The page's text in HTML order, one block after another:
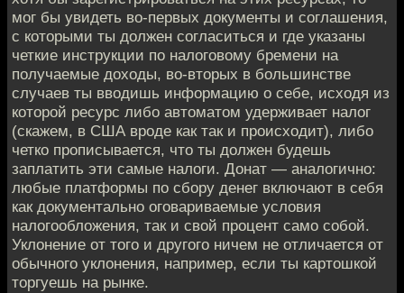
мог бы увидеть во-первых документы и соглашения,
с которыми ты должен согласиться и где указаны
четкие инструкции по налоговому бремени на
получаемые доходы, во-вторых в большинстве
случаев ты вводишь информацию о себе, исходя из
которой ресурс либо автоматом удерживает налог
(скажем, в США вроде как так и происходит), либо
четко прописывается, что ты должен будешь
заплатить эти самые налоги. Донат — аналогично:
любые платформы по сбору денег включают в себя
как документально оговариваемые условия
налогообложения, так и свой процент само собой.
Уклонение от того и другого ничем не отличается от
обычного уклонения, например, если ты картошкой
торгуешь на рынке.